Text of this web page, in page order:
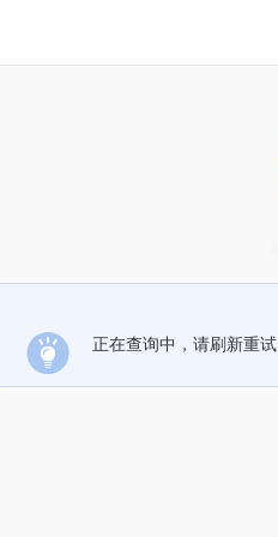
正在查询中，请刷新重试